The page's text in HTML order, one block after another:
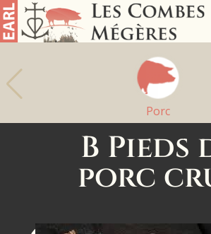
Porc
B Pieds
porc